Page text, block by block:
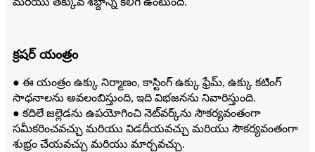
క్రషర్ యంత్రం
● ఈ యంత్రం ఉక్కు నిర్మాణం, కాస్టింగ్ ఉక్కు ఫ్రేమ్, ఉక్కు కటింగ్
సాధనాలను అవలంబిస్తుంది, ఇది విభజనను నివారిస్తుంది.
● కదిలే జల్లెడను ఉపయోగించి నెట్‌వర్క్‌ను సౌకర్యవంతంగా
సమీకరించవచ్చు మరియు విడదీయవచ్చు మరియు సౌకర్యవంతంగా
శుభ్రం చేయవచ్చు మరియు మార్చవచ్చు.